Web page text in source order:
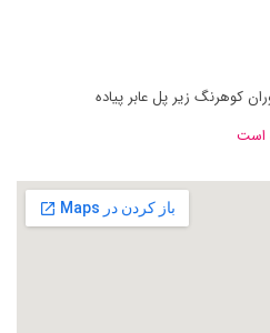
کوهرنگ زیر پل عابر پیاده
است